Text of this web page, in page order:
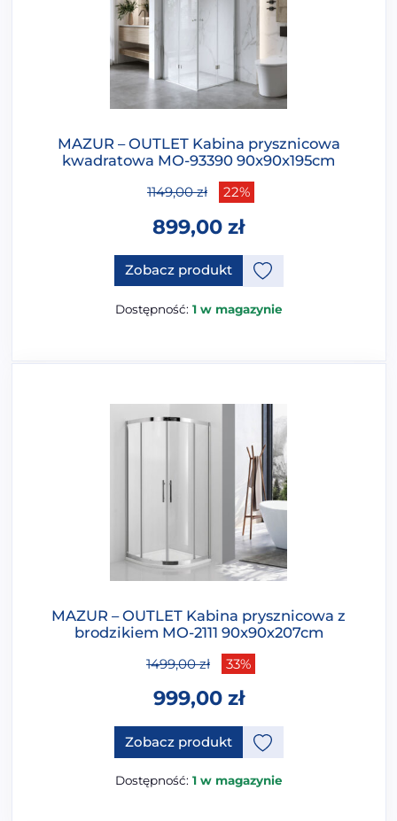
MAZUR – OUTLET Kabina prysznicowa
kwadratowa MO-93390 90x90x195cm
1149,00zł 22%
899,00 zł
Zobacz produkt
Dostępność: 1 w magazynie
MAZUR – OUTLET Kabina prysznicowa z
brodzikiem MO-2111 90x90x207cm
1499,00zł 33%
999,00 zł
Zobacz produkt
Dostępność: 1 w magazynie